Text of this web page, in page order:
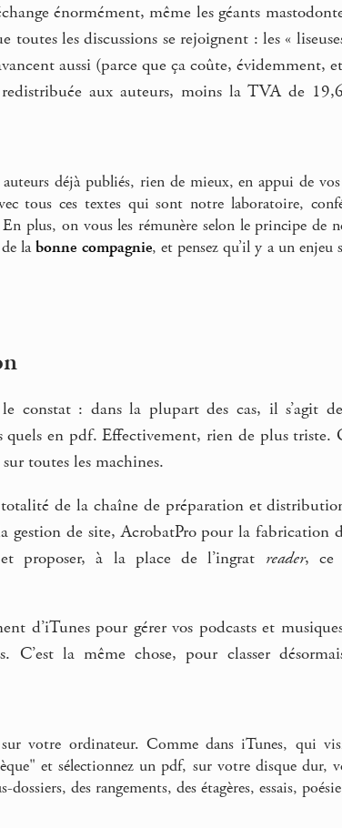
énormément, même les géants
les discussions se rejoignent : les «
aussi (parce que ça coûte, évidemment,
aux auteurs, moins la TVA de
déjà publiés, rien de mieux, en appui de vos
tous ces textes qui sont notre laboratoire,
plus, on vous les rémunère selon le principe
de labonne compagnie, et pensez qu’il y a un enjeu
constat : dans la plupart des cas, il s’agit
quels en pdf. Effectivement, rien de plus
toutes les machines.
de la chaîne de préparation et
gestion de site, AcrobatPro pour la
à la place de l’ingrat reader, ce
d’iTunes pour gérer vos podcasts et
la même chose, pour classer
votre ordinateur. Comme dans iTunes, qui
et sélectionnez un pdf, sur votre disque dur,
des rangements, des étagères, essais,